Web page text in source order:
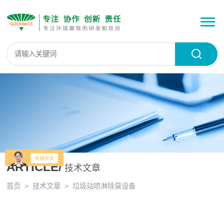
ARTICLE/技术文章
首页 >技术文章 > 垃圾站喷淋除臭设备